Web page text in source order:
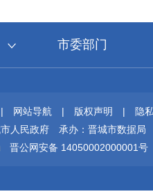
市委部门
| 网站导航 | 版权声明 |
隐
人民政府
承办：晋城市数据局
晋公网安备 14050002000001号